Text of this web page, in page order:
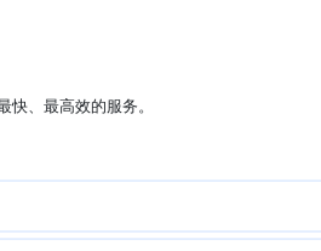
快、最高效的服务。